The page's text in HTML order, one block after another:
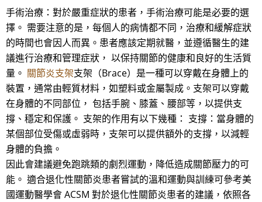
手術治療：對於嚴重症狀的患者，手術治療可能是必要的選
擇。 需要注意的是，每個人的病情都不同，治療和緩解症狀
的時間也會因人而異。患者應該定期就醫，並遵循醫生的建
議進行治療和管理症狀， 以保持關節的健康和良好的生活質
量。 關節炎支架支架（Brace）是一種可以穿戴在身體上的
裝置，通常由輕質材料，如塑料或金屬製成。支架可以穿戴
在身體的不同部位， 包括手腕、膝蓋、腰部等，以提供支
撐、穩定和保護。 支架的作用有以下幾種： 支撐：當身體的
某個部位受傷或虛弱時，支架可以提供額外的支撐，以減輕
身體的負擔。
因此會建議避免跑跳類的劇烈運動，降低造成關節壓力的可
能。 適合退化性關節炎患者嘗試的溫和運動與訓練可參考美
國運動醫學會 ACSM 對於退化性關節炎患者的建議，依照各